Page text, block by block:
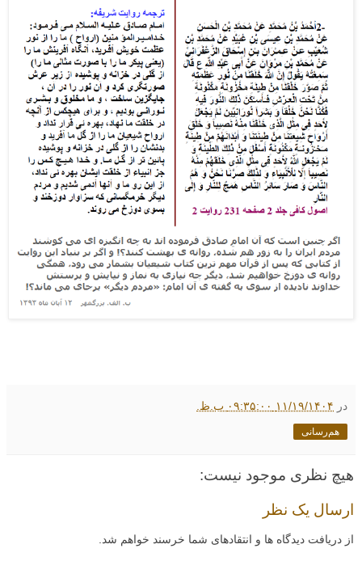
در ۱۱/۱۹/۱۴۰۴ ۰۹:۳۵:۰۰ ب.ظ.
هم‌رسانی
هیچ نظری موجود نیست:
ارسال یک نظر
از دریافت دیدگاه ها و انتقادهای شما خرسند خواهم شد.